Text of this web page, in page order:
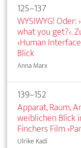
125–137
WYSIWYG!
what you get?‹.
›Human
Blick
Anna Marx
139–152
Apparat, Raum,
weiblichen Blick
Finchers Film
Ulrike Kadi